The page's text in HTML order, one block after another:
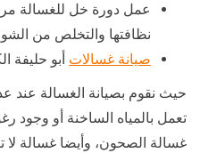
عمل دورة خل للغسالة
نظافتها والتخلص من
صيانة غسالات أبو حليفة
حيث نقوم بصيانة الغسالة عند
تعمل بالمياه الساخنة أو وجود
غسالة الصحون، وأيضا غسالة